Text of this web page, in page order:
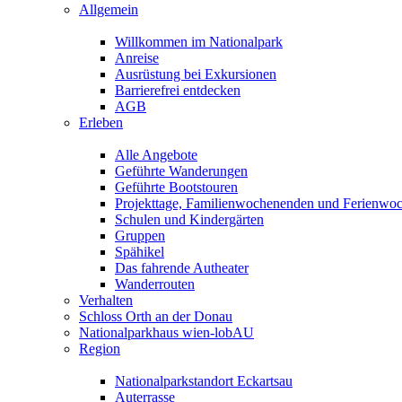
Allgemein
Willkommen im Nationalpark
Anreise
Ausrüstung bei Exkursionen
Barrierefrei entdecken
AGB
Erleben
Alle Angebote
Geführte Wanderungen
Geführte Bootstouren
Projekttage, Familienwochenenden und
Schulen und Kindergärten
Gruppen
Spähikel
Das fahrende Autheater
Wanderrouten
Verhalten
Schloss Orth an der Donau
Nationalparkhaus wien-lobAU
Region
Nationalparkstandort Eckartsau
Auterrasse